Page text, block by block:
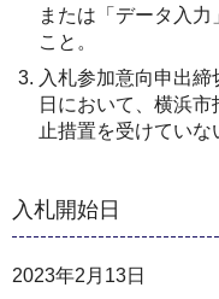
または「データ入
こと。
入札参加意向申出
日において、横浜
止措置を受けていな
入札開始日
2023年2月13日